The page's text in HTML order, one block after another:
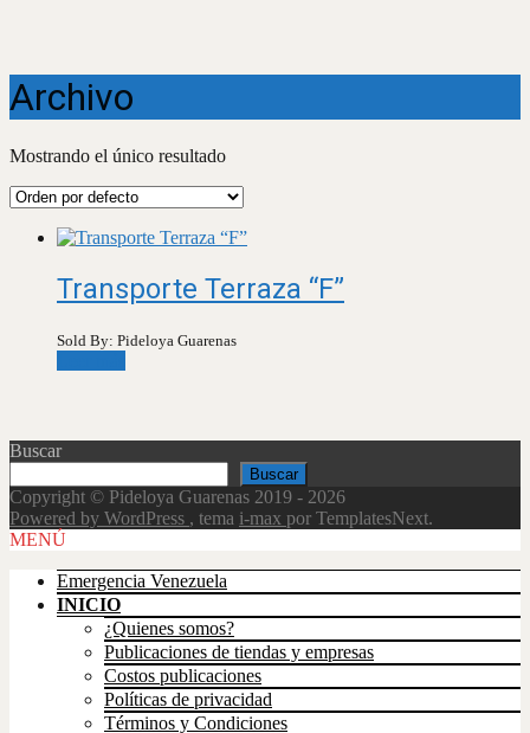
Archivo
Mostrando el único resultado
Transporte Terraza “F”
Sold By: Pideloya Guarenas
Buscar
Buscar
Copyright © Pideloya Guarenas 2019 - 2026
Powered by WordPress , tema i-max por TemplatesNext.
Scroll
MENÚ
Emergencia Venezuela
INICIO
¿Quienes somos?
Publicaciones de tiendas y empresas
Costos publicaciones
Políticas de privacidad
Términos y Condiciones